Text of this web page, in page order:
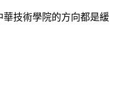
技術學院的方向都是緩